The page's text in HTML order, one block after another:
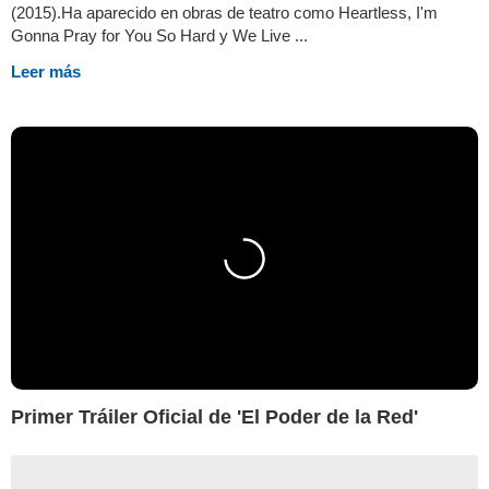
(2015).Ha aparecido en obras de teatro como Heartless, I'm
Gonna Pray for You So Hard y We Live ...
Leer más
Primer Tráiler Oficial de 'El Poder de la Red'